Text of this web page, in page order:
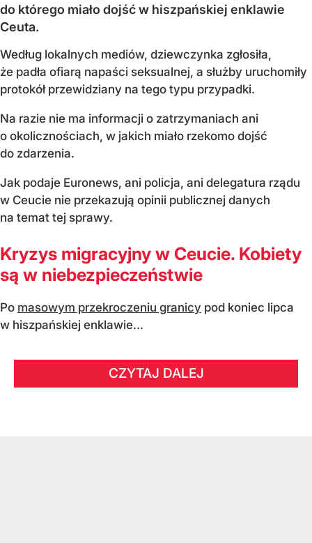
do którego miało dojść w hiszpańskiej enklawie
Ceuta.
Według lokalnych mediów, dziewczynka zgłosiła,
że padła ofiarą napaści seksualnej, a służby uruchomiły
protokół przewidziany na tego typu przypadki.
Na razie nie ma informacji o zatrzymaniach ani
o okolicznościach, w jakich miało rzekomo dojść
do zdarzenia.
Jak podaje Euronews, ani policja, ani delegatura rządu
w Ceucie nie przekazują opinii publicznej danych
na temat tej sprawy.
Kryzys migracyjny w Ceucie. Kobiety
są w niebezpieczeństwie
Po masowym przekroczeniu granicy pod koniec lipca
w hiszpańskiej enklawie...
CZYTAJ DALEJ